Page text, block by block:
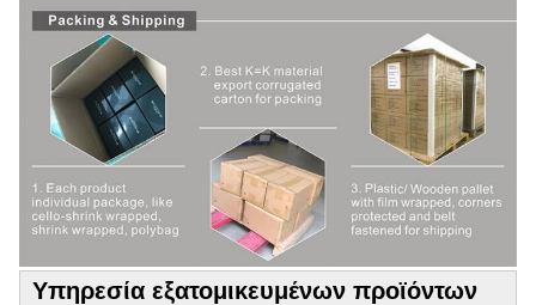
Υπηρεσία εξατομικευμένων προϊόντων